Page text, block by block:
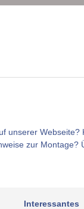
unserer Webseite?
zur Montage?
Interessantes